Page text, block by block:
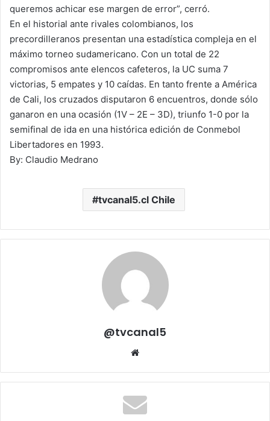
queremos achicar ese margen de error”, cerró.
En el historial ante rivales colombianos, los
precordilleranos presentan una estadística compleja en el
máximo torneo sudamericano. Con un total de 22
compromisos ante elencos cafeteros, la UC suma 7
victorias, 5 empates y 10 caídas. En tanto frente a América
de Cali, los cruzados disputaron 6 encuentros, donde sólo
ganaron en una ocasión (1V – 2E – 3D), triunfo 1-0 por la
semifinal de ida en una histórica edición de Conmebol
Libertadores en 1993.
By: Claudio Medrano
tvcanal5.cl Chile
@tvcanal5